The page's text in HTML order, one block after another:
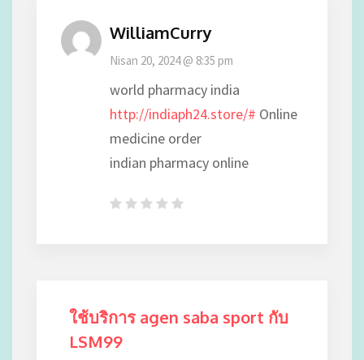
WilliamCurry
Nisan 20, 2024 @ 8:35 pm
world pharmacy india
http://indiaph24.store/# Online
medicine order
indian pharmacy online
ใช้บริการ agen saba sport กับ
LSM99